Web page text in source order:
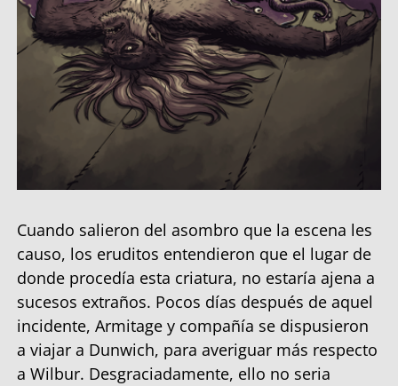
Cuando salieron del asombro que la escena les
causo, los eruditos entendieron que el lugar de
donde procedía esta criatura, no estaría ajena a
sucesos extraños. Pocos días después de aquel
incidente, Armitage y compañía se dispusieron
a viajar a Dunwich, para averiguar más respecto
a Wilbur. Desgraciadamente, ello no seria